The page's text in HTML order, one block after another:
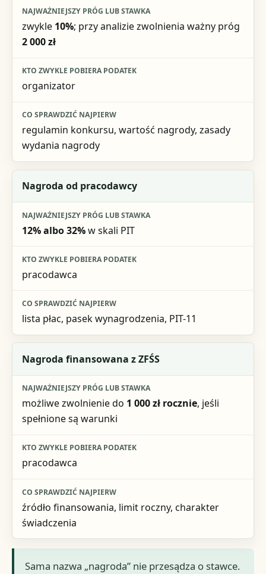
Najważniejszy próg lub stawka
Kto zwykle pobiera podatek
zwykle 10%; przy analizie zwolnienia ważny próg
2 000 zł
organizator
regulamin konkursu, wartość nagrody, zasady
wydania nagrody
Nagroda od pracodawcy
12% albo 32%w skali PIT
pracodawca
lista płac, pasek wynagrodzenia, PIT-11
Nagroda finansowana z ZFŚS
możliwe zwolnienie do 1 000 zł rocznie, jeśli
spełnione są warunki
pracodawca
źródło finansowania, limit roczny, charakter
świadczenia
Sama nazwa „nagroda” nie przesądza o stawce.